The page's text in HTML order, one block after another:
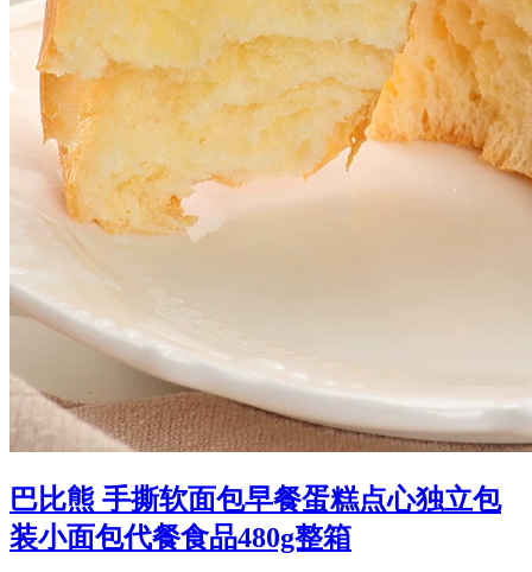
巴比熊 手撕软面包早餐蛋糕点心独立包
装小面包代餐食品480g整箱